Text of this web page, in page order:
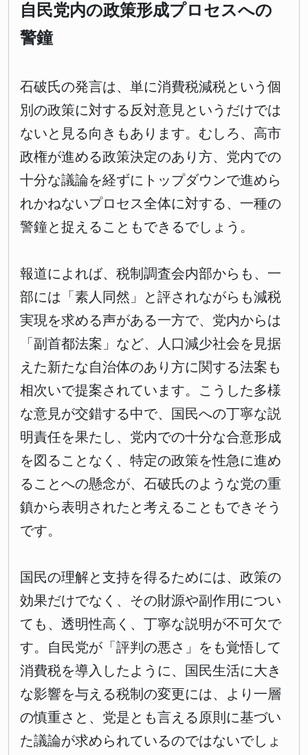
自民党内の政策形成プロセスへの
警鐘
石破氏の発言は、単に消費税減税という個
別の政策に対する反対意見というだけでは
ないと見る向きもあります。むしろ、高市
政権が進める政策決定のあり方、党内での
十分な議論を経ずにトップダウンで進めら
れかねないプロセス全体に対する、一種の
警鐘と捉えることもできるでしょう。
報道によれば、税制調査会内部からも、一
部には「素人同然」と評されながらも減税
実現を求める声がある一方で、党内からは
「副首都法案」など、人口減少社会を見据
えた新たな自治体のあり方に関する法案も
相次いで提案されています。こうした多様
な意見が交錯する中で、国民への丁寧な説
明責任を果たし、党内での十分な合意形成
を図ることなく、特定の政策を性急に進め
ることへの懸念が、石破氏のような党の重
鎮から表明されたと考えることもできそう
です。
国民の理解と支持を得るためには、政策の
効果だけでなく、その財源や副作用につい
ても、透明性高く、丁寧な説明が不可欠で
す。自民党が「評判の悪さ」をも覚悟して
消費税を導入したように、国民生活に大き
な影響を与える税制の変更には、より一層
の慎重さと、党是とも言える原則に基づい
た議論が求められているのではないでしょ